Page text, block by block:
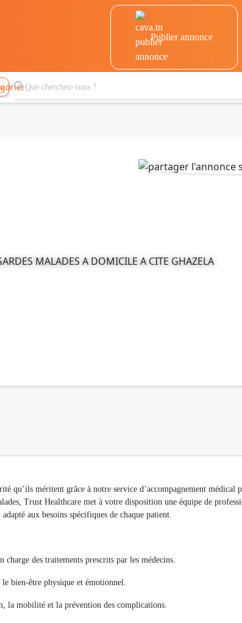
Publier annonce
qu’ils méritent grâce à notre service d’accompagnement médical
Trust Healthcare met à votre disposition une équipe de
aux besoins spécifiques de chaque patient.
des traitements prescrits par les médecins.
bien-être physique et émotionnel.
la mobilité et la prévention des complications.